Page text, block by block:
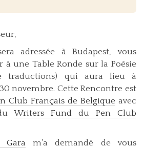
adressée à Budapest, vous
une Table Ronde sur la Poésie
traductions) qui aura lieu à
novembre. Cette Rencontre est
Club Français de Belgique avec
Writers Fund du Pen Club
Gara m’a demandé de vous